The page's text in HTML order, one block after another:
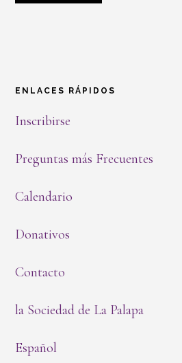
ENLACES RÁPIDOS
Inscribirse
Preguntas más Frecuentes
Calendario
Donativos
Contacto
la Sociedad de La Palapa
Español